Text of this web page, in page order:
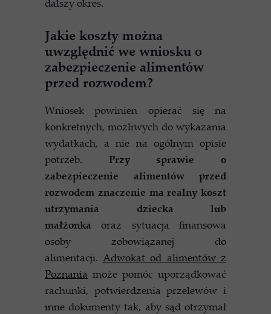
Jakie koszty można
uwzględnić we wniosku o
zabezpieczenie alimentów
przed rozwodem?
Wniosek powinien opierać się na
konkretnych, możliwych do wykazania
wydatkach, a nie na ogólnym opisie
potrzeb. Przy sprawie o
zabezpieczenie alimentów przed
rozwodem znaczenie ma realny koszt
utrzymania dziecka lub
małżonka oraz sytuacja finansowa
osoby zobowiązanej do
alimentacji. Adwokat od alimentów z
Poznania może pomóc uporządkować
rachunki, potwierdzenia przelewów i
inne dokumenty tak, aby sąd otrzymał